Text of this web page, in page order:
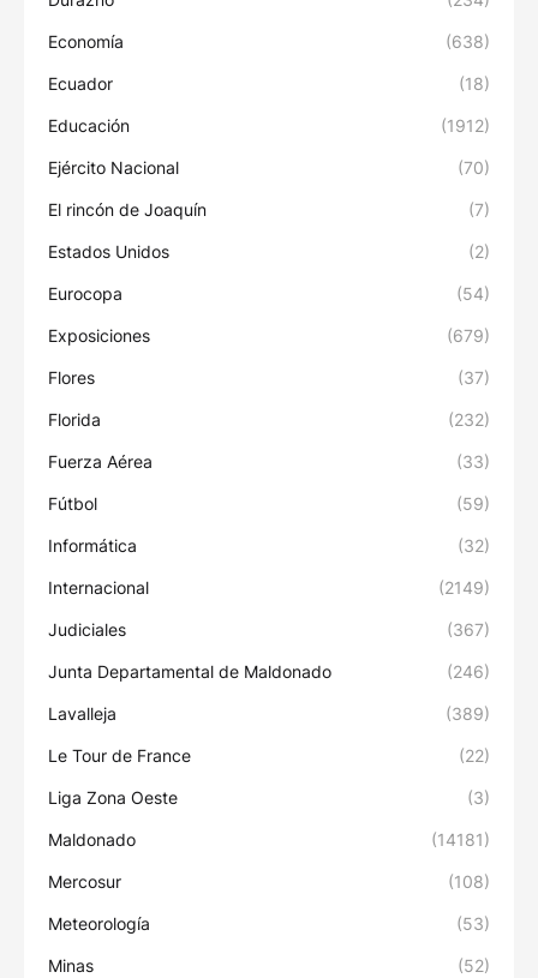
Economía (638)
Ecuador (18)
Educación (1912)
Ejército Nacional (70)
El rincón de Joaquín (7)
Estados Unidos (2)
Eurocopa (54)
Exposiciones (679)
Flores (37)
Florida (232)
Fuerza Aérea (33)
Fútbol (59)
Informática (32)
Internacional (2149)
Judiciales (367)
Junta Departamental de Maldonado (246)
Lavalleja (389)
Le Tour de France (22)
Liga Zona Oeste (3)
Maldonado (14181)
Mercosur (108)
Meteorología (53)
Minas (52)